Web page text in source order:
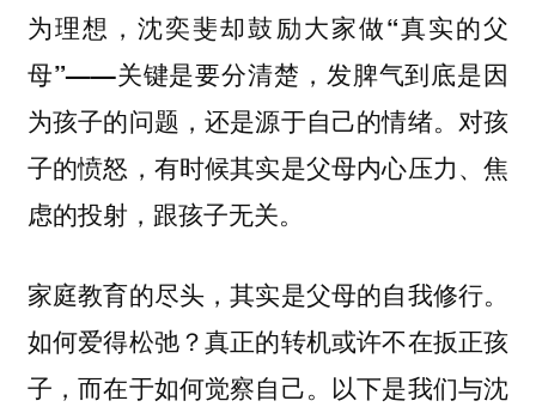
为理想，沈奕斐却鼓励大家做“真实的父
母”——关键是要分清楚，发脾气到底是因
为孩子的问题，还是源于自己的情绪。对孩
子的愤怒，有时候其实是父母内心压力、焦
虑的投射，跟孩子无关。
家庭教育的尽头，其实是父母的自我修行。
如何爱得松弛？真正的转机或许不在扳正孩
子，而在于如何觉察自己。以下是我们与沈